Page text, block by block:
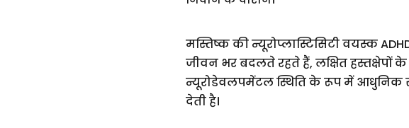
मस्तिष्क की न्यूरोप्लास्टिसिटी वयस्क
जीवन भर बदलते रहते हैं, लक्षित हस्तक्षेपों
न्यूरोडेवलपमेंटल स्थिति के रूप में आधुनिक
देती है।